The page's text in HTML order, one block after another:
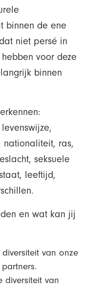
binnen de ene
niet persé in
voor deze
binnen
nationaliteit, ras,
seksuele
leeftijd,
en wat kan jij
van onze
diversiteit van